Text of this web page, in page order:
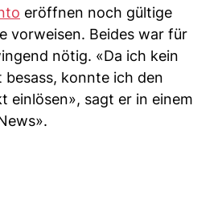
eröffnen noch gültige
vorweisen. Beides war für
nötig. «Da ich kein
besass, konnte ich den
einlösen», sagt er in einem